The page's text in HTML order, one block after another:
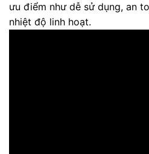
ưu điểm như dễ sử dụng, an
nhiệt độ linh hoạt.